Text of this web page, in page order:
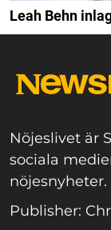
Leah Behn
Nöjeslivet är
sociala
nöjesnyheter.
Publisher: